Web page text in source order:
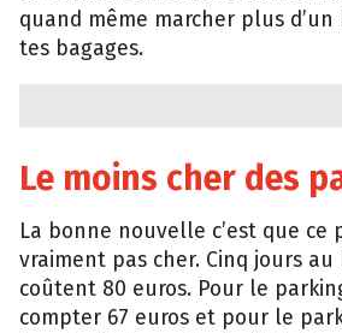
quand même marcher plus
tes bagages.
Le moins cher des
La bonne nouvelle c’est que ce
vraiment pas cher. Cinq jours
coûtent 80 euros. Pour le
compter 67 euros et pour le